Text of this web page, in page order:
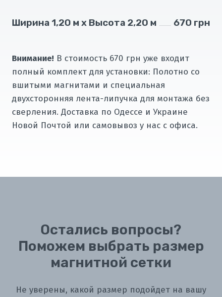
Ширина 1,20 м х Высота 2,20 м 670 грн
Внимание! В стоимость 670 грн уже входит
полный комплект для установки: Полотно со
вшитыми магнитами и специальная
двухсторонняя лента-липучка для монтажа без
сверления. Доставка по Одессе и Украине
Новой Почтой или самовывоз у нас с офиса.
Остались вопросы?
Поможем выбрать размер
магнитной сетки
Не уверены, какой размер подойдет на вашу